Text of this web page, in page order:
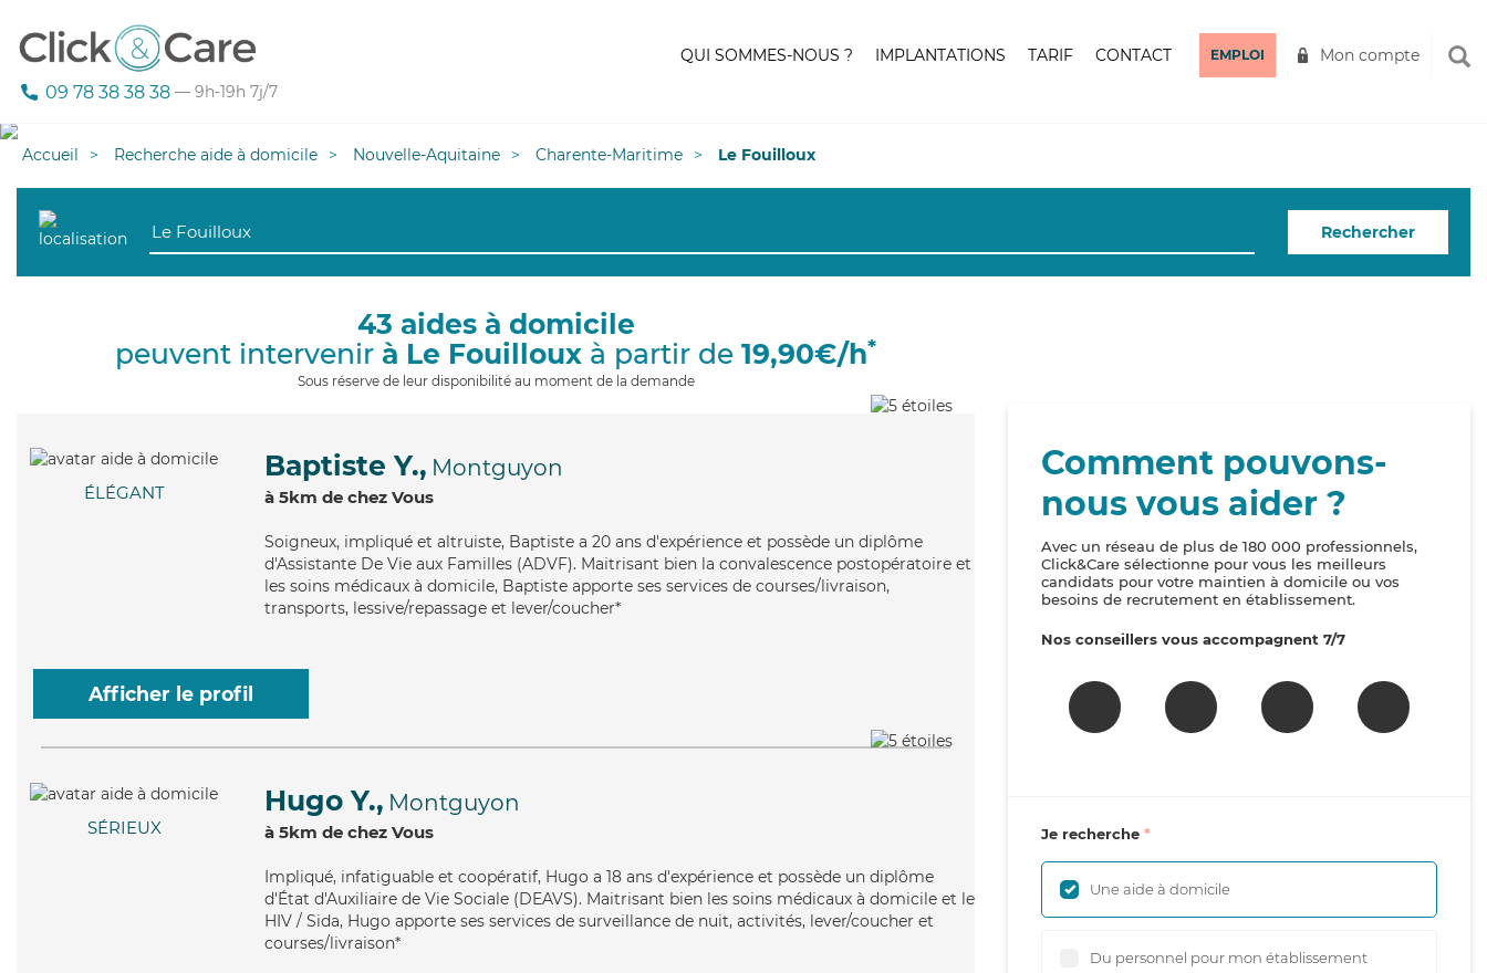
09 78 38 38 38 — 9h-19h 7j/7
QUI SOMMES-NOUS ? IMPLANTATIONS TARIF CONTACT EMPLOI Mon compte
Accueil Recherche aide à domicile Nouvelle-Aquitaine Charente-Maritime Le Fouilloux
Rechercher
43 aides à domicile
peuvent intervenir à Le Fouilloux à partir de 19,90€/h*
Sous réserve de leur disponibilité au moment de la demande
ÉLÉGANT
Baptiste Y., Montguyon
à 5km de chez Vous
Soigneux, impliqué et altruiste, Baptiste a 20 ans d'expérience et possède un diplôme
d'Assistante De Vie aux Familles (ADVF). Maitrisant bien la convalescence postopératoire et
les soins médicaux à domicile, Baptiste apporte ses services de courses/livraison,
transports, lessive/repassage et lever/coucher*
Afficher le profil
SÉRIEUX
Hugo Y., Montguyon
à 5km de chez Vous
Impliqué, infatiguable et coopératif, Hugo a 18 ans d'expérience et possède un diplôme
d'État d'Auxiliaire de Vie Sociale (DEAVS). Maitrisant bien les soins médicaux à domicile et le
HIV / Sida, Hugo apporte ses services de surveillance de nuit, activités, lever/coucher et
courses/livraison*
Comment pouvons-
nous vous aider ?
Avec un réseau de plus de 180 000 professionnels,
Click&Care sélectionne pour vous les meilleurs
candidats pour votre maintien à domicile ou vos
besoins de recrutement en établissement.
Nos conseillers vous accompagnent 7/7
Je recherche
Une aide à domicile
Du personnel pour mon établissement